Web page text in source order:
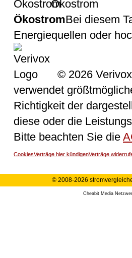
Ökostrom
ÖkostromBei diesem
Energiequellen oder
© 2026
verwendet
Richtigkeit der
diese oder die
Bitte beachten Sie die
CookiesVerträge hier kündigenVerträge
© 2008-2026
Cheabit Media